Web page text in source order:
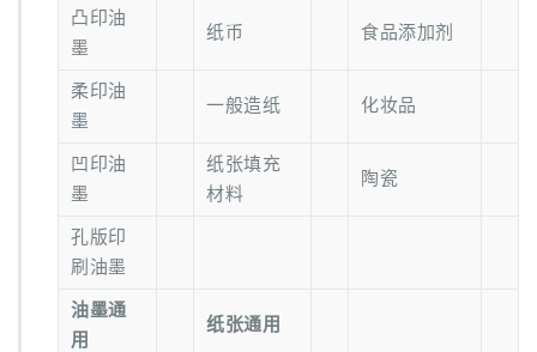
凸印油
墨
纸币 食品添加剂
柔印油
墨
一般造纸 化妆品
凹印油
墨
纸张填充
材料
陶瓷
孔版印
刷油墨
油墨通
用
纸张通用